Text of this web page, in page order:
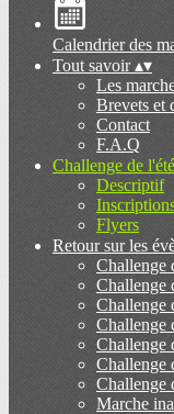
Calendrier des
Tout savoir▴▾
Les
Brevets et
Contact
F.A.Q
Challenge de
Descriptif
Flyers
Retour sur les
Challenge
Challenge
Challenge
Challenge
Challenge
Challenge
Challenge
Marche